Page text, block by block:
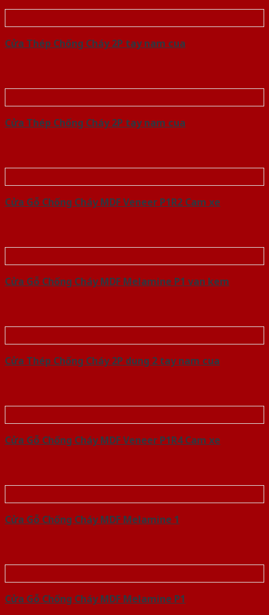
Cửa Thép Chống Cháy 2P tay nam cua
Cửa Thép Chống Cháy 2P tay nam cua
Cửa Gỗ Chống Cháy MDF Veneer P1R2 Cam xe
Cửa Gỗ Chống Cháy MDF Melamine P1 van kem
Cửa Thép Chống Cháy 2P dung 2 tay nam cua
Cửa Gỗ Chống Cháy MDF Veneer P1R4 Cam xe
Cửa Gỗ Chống Cháy MDF Melamine 1
Cửa Gỗ Chống Cháy MDF Melamine P1